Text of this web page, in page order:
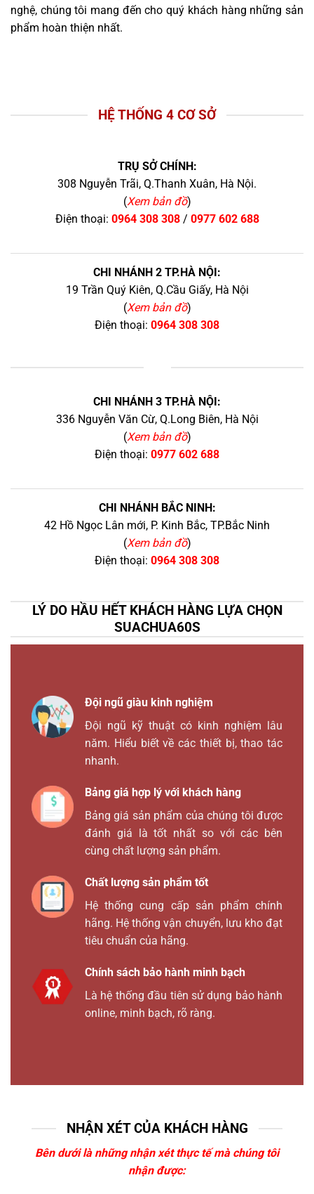
nghệ, chúng tôi mang đến cho quý khách hàng những sản
phẩm hoàn thiện nhất.
HỆ THỐNG 4 CƠ SỞ
TRỤ SỞ CHÍNH:
308 Nguyễn Trãi, Q.Thanh Xuân, Hà Nội.
(Xem bản đồ)
Điện thoại: 0964 308 308/ 0977 602 688
CHI NHÁNH 2 TP.HÀ NỘI:
19 Trần Quý Kiên, Q.Cầu Giấy, Hà Nội
(Xem bản đồ)
Điện thoại: 0964 308 308
CHI NHÁNH 3 TP.HÀ NỘI:
336 Nguyễn Văn Cừ, Q.Long Biên, Hà Nội
(Xem bản đồ)
Điện thoại: 0977 602 688
CHI NHÁNH BẮC NINH:
42 Hồ Ngọc Lân mới, P. Kinh Bắc, TP.Bắc Ninh
(Xem bản đồ)
Điện thoại: 0964 308 308
LÝ DO HẦU HẾT KHÁCH HÀNG LỰA CHỌN
SUACHUA60S
Đội ngũ giàu kinh nghiệm
Đội ngũ kỹ thuật có kinh nghiệm lâu
năm. Hiểu biết về các thiết bị, thao tác
nhanh.
Bảng giá hợp lý với khách hàng
Bảng giá sản phẩm của chúng tôi được
đánh giá là tốt nhất so với các bên
cùng chất lượng sản phẩm.
Chất lượng sản phẩm tốt
Hệ thống cung cấp sản phẩm chính
hãng. Hệ thống vận chuyển, lưu kho đạt
tiêu chuẩn của hãng.
Chính sách bảo hành minh bạch
Là hệ thống đầu tiên sử dụng bảo hành
online, minh bạch, rõ ràng.
NHẬN XÉT CỦA KHÁCH HÀNG
Bên dưới là những nhận xét thực tế mà chúng tôi
nhận được: